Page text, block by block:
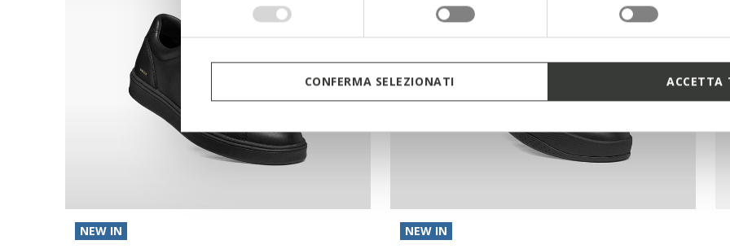
consenso
CONFERMA SELEZIONATI ACCETTA
NEW IN NEW IN